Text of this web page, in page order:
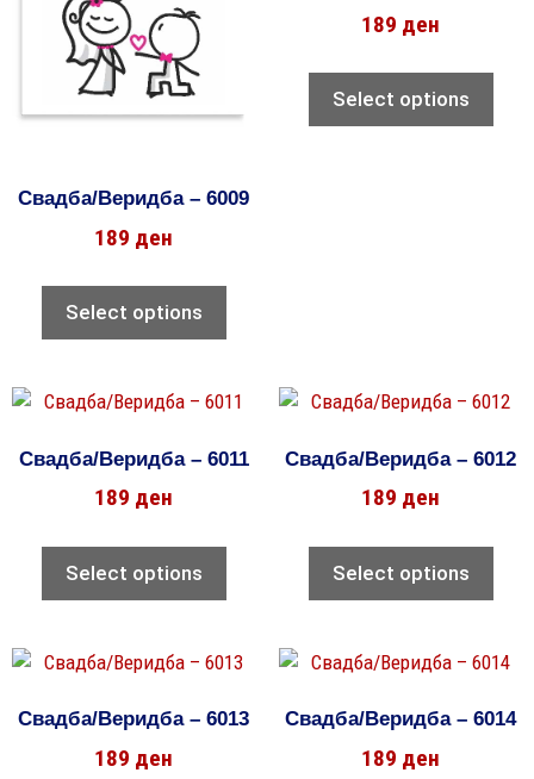
Свадба/Веридба – 6009
189 ден
Select options
189 ден
Select options
Свадба/Веридба – 6011
189 ден
Select options
Свадба/Веридба – 6012
189 ден
Select options
Свадба/Веридба – 6013
189 ден
Свадба/Веридба – 6014
189 ден